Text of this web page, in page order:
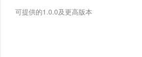
可提供的1.0.0及更高版本